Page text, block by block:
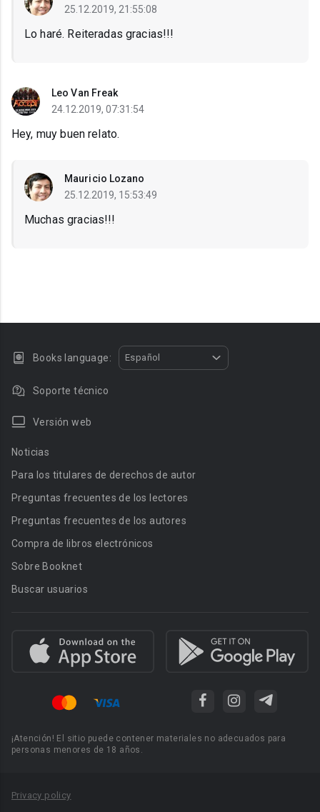
25.12.2019, 21:55:08
Lo haré. Reiteradas gracias!!!
Leo Van Freak
24.12.2019, 07:31:54
Hey, muy buen relato.
Mauricio Lozano
25.12.2019, 15:53:49
Muchas gracias!!!
Books language: Español
Soporte técnico
Versión web
Noticias
Para los titulares de derechos de autor
Preguntas frecuentes de los lectores
Preguntas frecuentes de los autores
Compra de libros electrónicos
Sobre Booknet
Buscar usuarios
¡Atención! El sitio puede contener materiales no adecuados para
personas menores de 18 años.
Privacy policy